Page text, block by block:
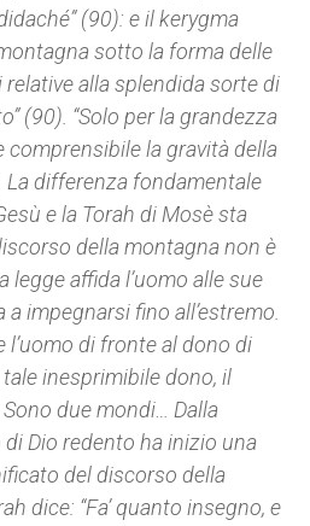
(90): e il kerygma
sotto la forma delle
alla splendida sorte di
(90). “Solo per la grandezza
comprensibile la gravità della
La differenza fondamentale
e la Torah di Mosèsta
della montagna non è
legge affida l’uomo alle sue
impegnarsi fino all’estremo.
l’uomo di fronte al dono di
inesprimibile dono, il
due mondi… Dalla
Dio redento ha inizio una
del discorso della
dice: “Fa’ quanto insegno, e